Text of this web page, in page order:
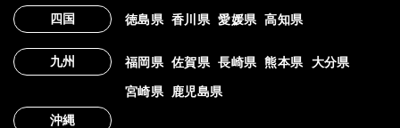
四国 徳島県 香川県 愛媛県 高知県
九州 福岡県 佐賀県 長崎県 熊本県 大分県
宮崎県
鹿児島県
沖縄